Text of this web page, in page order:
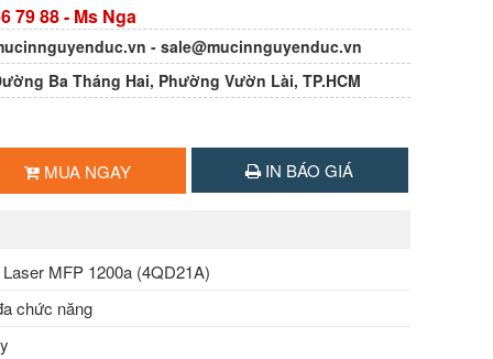
79 88- Ms Nga
- sale@mucinnguyenduc.vn
Ba Tháng Hai, Phường Vườn Lài, TP.HCM
MUA NGAY IN BÁO GIÁ
MFP 1200a (4QD21A)
chức năng